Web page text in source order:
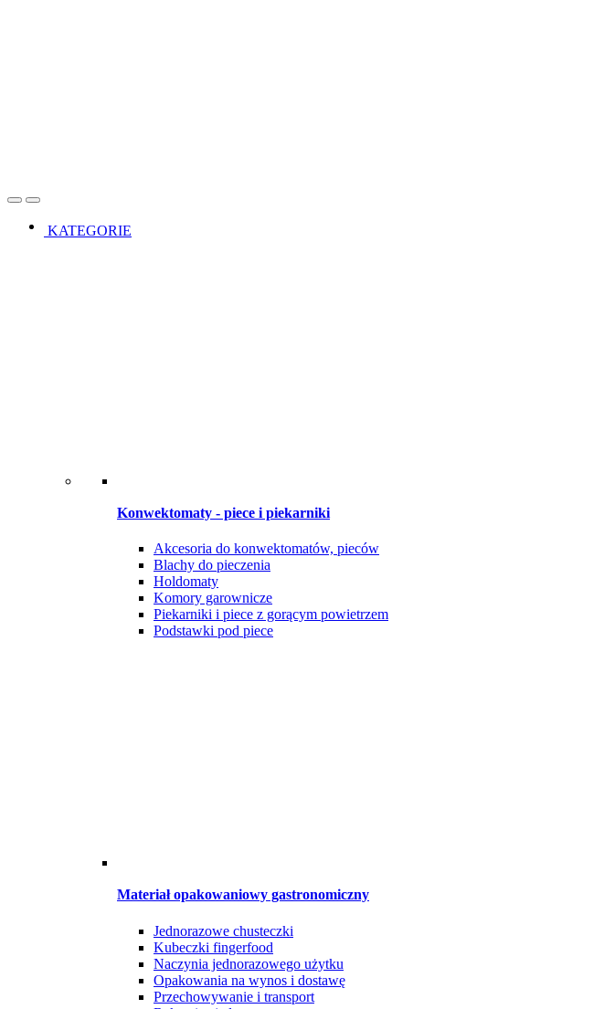
OpenClose
KATEGORIE
Konwektomaty - piece i piekarniki
Akcesoria do konwektomatów, pieców
Blachy do pieczenia
Holdomaty
Komory garownicze
Piekarniki i piece z gorącym powietrzem
Podstawki pod piece
Materiał opakowaniowy gastronomiczny
Jednorazowe chusteczki
Kubeczki fingerfood
Naczynia jednorazowego użytku
Opakowania na wynos i dostawę
Przechowywanie i transport